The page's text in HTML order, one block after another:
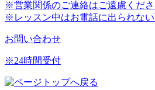
※営業関係のご連絡はご遠慮くだ
※レッスン中はお電話に出られな
お問い合わせ
※24時間受付